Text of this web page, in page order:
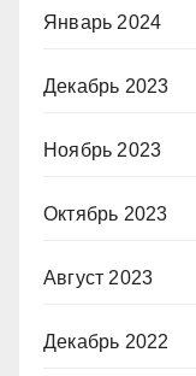
Январь 2024
Декабрь 2023
Ноябрь 2023
Октябрь 2023
Август 2023
Декабрь 2022